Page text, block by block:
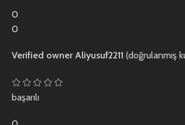
0
0
Verified ownerAliyusuf2211 (doğrulanmış
başarılı